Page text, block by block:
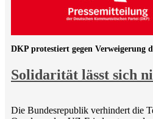
Solidarität lässt sich
DKP protestiert gegen Verweigerung
Die Bundesrepublik verhindert die